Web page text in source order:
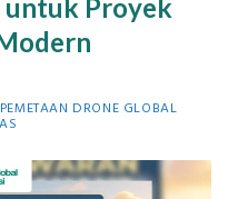
untuk Proyek
PEMETAAN DRONE GLOBAL